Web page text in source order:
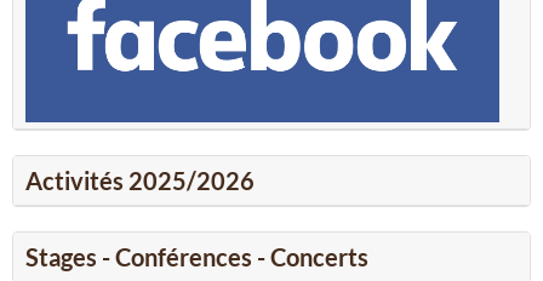
Activités 2025/2026
Stages - Conférences - Concerts